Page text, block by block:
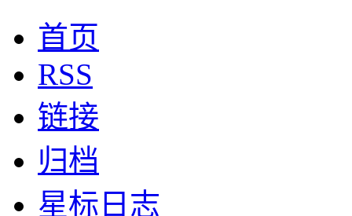
首页
RSS
链接
归档
星标日志